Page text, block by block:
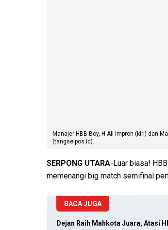
Manajer HBB Boy, H Ali Impron (kiri) dan
(tangselpos.id).
SERPONG UTARA-Luar biasa!
memenangi big match semifinal
BACA JUGA
Dejan Raih Mahkota Juara, Atasi